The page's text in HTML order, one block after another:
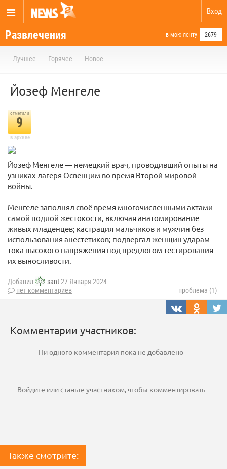
Вход
Развлечения в мою ленту 2679
Лучшее Горячее Новое
Йозеф Менгеле
отметили
9
в архиве
Йозеф Менгеле — немецкий врач, проводивший опыты на
узниках лагеря Освенцим во время Второй мировой
войны.
Менгеле заполнял своё время многочисленными актами
самой подлой жестокости, включая анатомирование
живых младенцев; кастрация мальчиков и мужчин без
использования анестетиков; подвергал женщин ударам
тока высокого напряжения под предлогом тестирования
их выносливости.
Добавил sant27 Января 2024
нет комментариев
проблема (1)
Комментарии участников:
Ни одного комментария пока не добавлено
Войдите илистаньте участником, чтобы комментировать
Также смотрите: